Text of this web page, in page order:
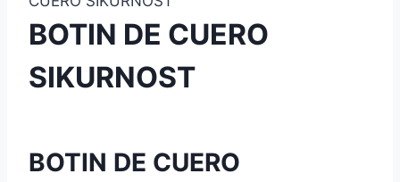
BOTIN DE CUERO
SIKURNOST
BOTIN DE CUERO